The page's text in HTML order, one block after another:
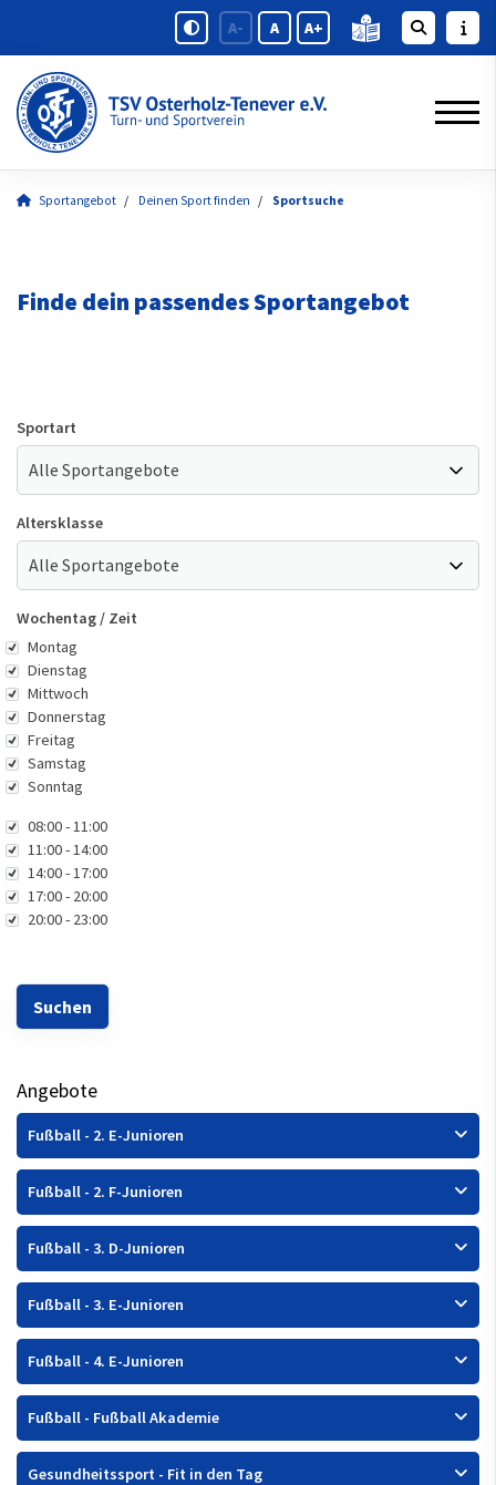
A- A A+
Sportangebot Deinen Sport finden Sportsuche
Finde dein passendes Sportangebot
Sportart
Altersklasse
Wochentag / Zeit
Wochentag
Montag
Dienstag
Mittwoch
Donnerstag
Freitag
Samstag
Sonntag
Zeit 08:00 - 11:00
11:00 - 14:00
14:00 - 17:00
17:00 - 20:00
20:00 - 23:00
Angebote
Fußball - 2. E-Junioren
Fußball - 2. F-Junioren
Fußball - 3. D-Junioren
Fußball - 3. E-Junioren
Fußball - 4. E-Junioren
Fußball - Fußball Akademie
Gesundheitssport - Fit in den Tag